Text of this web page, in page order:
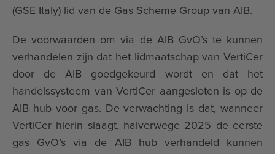
(GSE Italy) lid van de Gas Scheme Group van AIB.
De voorwaarden om via de AIB GvO’s te kunnen
verhandelen zijn dat het lidmaatschap van VertiCer
door de AIB goedgekeurd wordt en dat het
handelssysteem van VertiCer aangesloten is op de
AIB hub voor gas. De verwachting is dat, wanneer
VertiCer hierin slaagt, halverwege 2025 de eerste
gas GvO’s via de AIB hub verhandeld kunnen